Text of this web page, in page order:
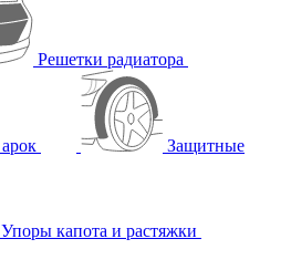
Решетки радиатора
Защитные
Упоры капота и растяжки